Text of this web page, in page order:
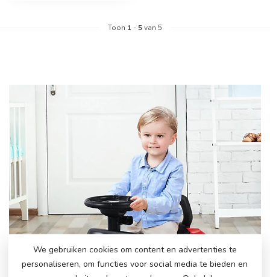
Toon 1 -5van 5
We gebruiken cookies om content en advertenties te
personaliseren, om functies voor social media te bieden en